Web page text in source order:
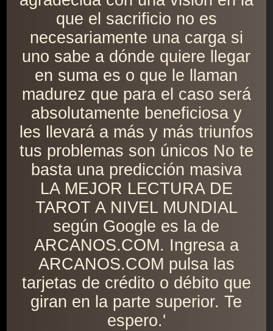
que el sacrificio no es
necesariamente una carga si
uno sabe a dónde quiere llegar
en suma es o que le llaman
madurez que para el caso será
absolutamente beneficiosa y
les llevará a más y más triunfos
tus problemas son únicos No te
basta una predicción masiva
LA MEJOR LECTURA DE
TAROT A NIVEL MUNDIAL
según Google es la de
ARCANOS.COM. Ingresa a
ARCANOS.COM pulsa las
tarjetas de crédito o débito que
giran en la parte superior. Te
espero.'